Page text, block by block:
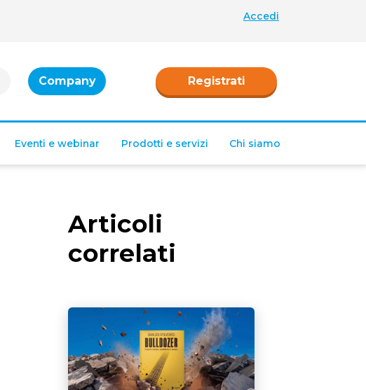
Accedi
Company Registrati
Eventi e webinar Prodotti e servizi Chi siamo
Articoli
correlati